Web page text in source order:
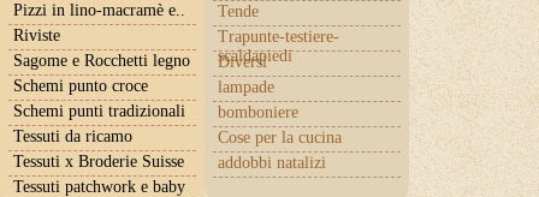
Tende
Trapunte-testiere-
scaldapiedi
Diversi
lampade
bomboniere
Cose per la cucina
addobbi natalizi
Pizzi in lino-macramè e..
Riviste
Sagome e Rocchetti legno
Schemi punto croce
Schemi punti tradizionali
Tessuti da ricamo
Tessuti x Broderie Suisse
Tessuti patchwork e baby